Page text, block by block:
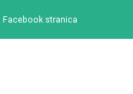
Facebook stranica